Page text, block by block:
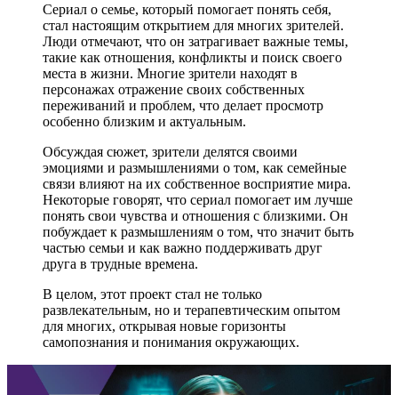
Сериал о семье, который помогает понять себя,
стал настоящим открытием для многих зрителей.
Люди отмечают, что он затрагивает важные темы,
такие как отношения, конфликты и поиск своего
места в жизни. Многие зрители находят в
персонажах отражение своих собственных
переживаний и проблем, что делает просмотр
особенно близким и актуальным.
Обсуждая сюжет, зрители делятся своими
эмоциями и размышлениями о том, как семейные
связи влияют на их собственное восприятие мира.
Некоторые говорят, что сериал помогает им лучше
понять свои чувства и отношения с близкими. Он
побуждает к размышлениям о том, что значит быть
частью семьи и как важно поддерживать друг
друга в трудные времена.
В целом, этот проект стал не только
развлекательным, но и терапевтическим опытом
для многих, открывая новые горизонты
самопознания и понимания окружающих.